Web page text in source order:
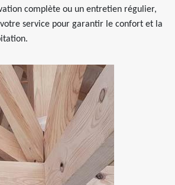
complète ou un entretien régulier,
votre service pour garantir le confort et la